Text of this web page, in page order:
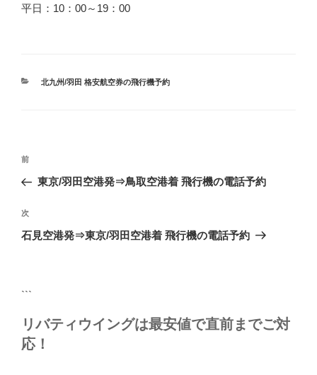
平日：10：00～19：00
カ
北九州/羽田 格安航空券の飛行機予約
投
ナ
ビ
ゲ
ョ
前
の
稿
前
東京/羽田空港発⇒鳥取空港着 飛行機の電話予約
次
の
次
石見空港発⇒東京/羽田空港着 飛行機の電話予約
```
リバティウイングは最安値で直前までご対
応！